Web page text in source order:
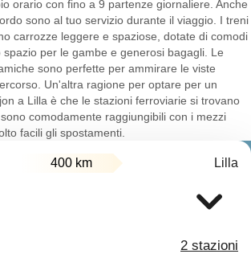
orario con fino a 9 partenze giornaliere. Anche
sono al tuo servizio durante il viaggio. I treni
carrozze leggere e spaziose, dotate di comodi
per le gambe e generosi bagagli. Le
sono perfette per ammirare le viste
Un'altra ragione per optare per un
a Lilla è che le stazioni ferroviarie si trovano
comodamente raggiungibili con i mezzi
facili gli spostamenti.
400 km Lilla
2 stazioni